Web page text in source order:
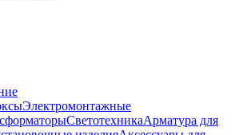
Электромонтажные
СветотехникаАрматура для